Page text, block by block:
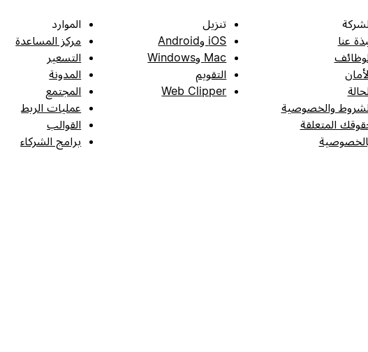
عنا
والخصوصية
المتعلقة
تنزيل
iOS وAndroid
Mac وWindows
التقويم
Web Clipper
الموارد
مركز المساعدة
التسعير
المدونة
المجتمع
عمليات الربط
القوالب
برامج الشركاء